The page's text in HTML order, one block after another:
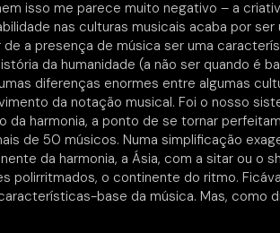
isso me parece muito negativo – a
nas culturas musicais acaba por
de a presença de música ser uma
da humanidade (a não ser quando é
diferenças enormes entre algumas
da notação musical. Foi o nosso
da harmonia, a ponto de se tornar
de 50 músicos. Numa simplificação
da harmonia, a Ásia, com a sitar ou o
polirritmados, o continente do ritmo.
base da música. Mas, como